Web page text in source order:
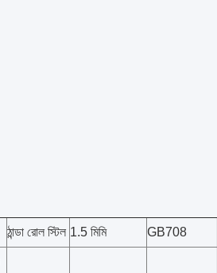
ঠান্ডা রোল স্টিল 1.5 মিমি GB708